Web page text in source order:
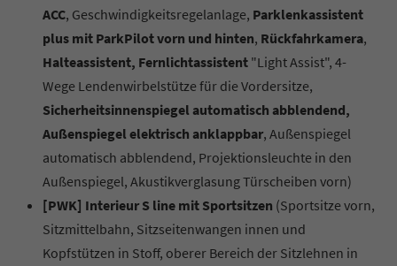
ACC, Geschwindigkeitsregelanlage, Parklenkassistent
plus mit ParkPilot vorn und hinten, Rückfahrkamera,
Halteassistent, Fernlichtassistent "Light Assist", 4-
Wege Lendenwirbelstütze für die Vordersitze,
Sicherheitsinnenspiegel automatisch abblendend,
Außenspiegel elektrisch anklappbar, Außenspiegel
automatisch abblendend, Projektionsleuchte in den
Außenspiegel, Akustikverglasung Türscheiben vorn)
[PWK] Interieur S line mit Sportsitzen (Sportsitze vorn,
Sitzmittelbahn, Sitzseitenwangen innen und
Kopfstützen in Stoff, oberer Bereich der Sitzlehnen in